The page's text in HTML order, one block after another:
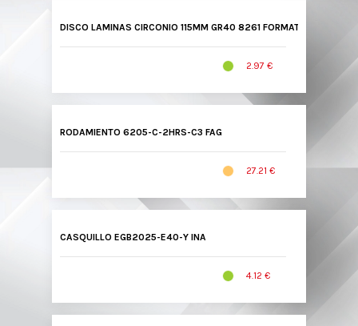
DISCO LAMINAS CIRCONIO 115MM GR40 8261 FORMAT
2.97 €
RODAMIENTO 6205-C-2HRS-C3 FAG
27.21 €
CASQUILLO EGB2025-E40-Y INA
4.12 €